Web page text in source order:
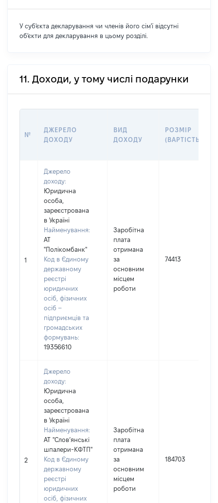
У суб'єкта декларування чи членів його сім'ї відсутні
об'єкти для декларування в цьому розділі.
11. Доходи, у тому числі подарунки
№
ДЖЕРЕЛО
ДОХОДУ
ВИД
ДОХОДУ
РОЗМІР
(ВАРТІСТЬ)
1
Джерело
доходу:
Юридична
особа,
зареєстрована
в Україні
Найменування:
АТ
"Полікомбанк"
Код в Єдиному
державному
реєстрі
юридичних
осіб, фізичних
осіб –
підприємців та
громадських
формувань:
19356610
Заробітна
плата
отримана
за
основним
місцем
роботи
74413
2
Джерело
доходу:
Юридична
особа,
зареєстрована
в Україні
Найменування:
АТ "Слов’янські
шпалери-КФТП"
Код в Єдиному
державному
реєстрі
юридичних
осіб, фізичних
Заробітна
плата
отримана
за
основним
місцем
роботи
184703